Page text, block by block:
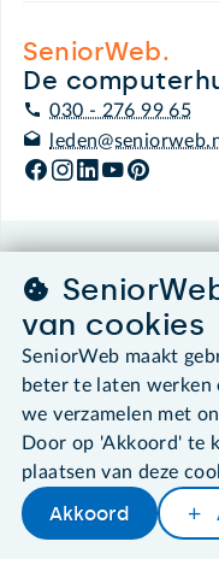
Later
SeniorWeb.
De
030 - 276 99 65
Algemene voorwaarden
Cookies en cookie-
Disclaimer
Privacybeleid
About SeniorWeb
van cookies
SeniorWeb maakt
beter te laten werken
we verzamelen met
Door op 'Akkoord' te
plaatsen van deze
Akkoord